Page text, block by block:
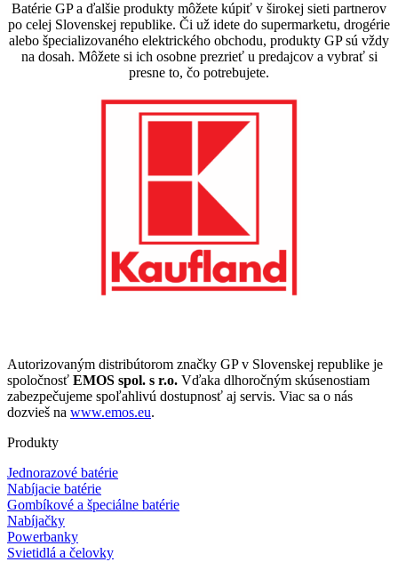
Batérie GP a ďalšie produkty môžete kúpiť v širokej sieti partnerov
po celej Slovenskej republike. Či už idete do supermarketu, drogérie
alebo špecializovaného elektrického obchodu, produkty GP sú vždy
na dosah. Môžete si ich osobne prezrieť u predajcov a vybrať si
presne to, čo potrebujete.
Autorizovaným distribútorom značky GP v Slovenskej republike je
spoločnosť EMOS spol. s r.o. Vďaka dlhoročným skúsenostiam
zabezpečujeme spoľahlivú dostupnosť aj servis. Viac sa o nás
dozvieš na www.emos.eu.
Produkty
Jednorazové batérie
Nabíjacie batérie
Gombíkové a špeciálne batérie
Nabíjačky
Powerbanky
Svietidlá a čelovky